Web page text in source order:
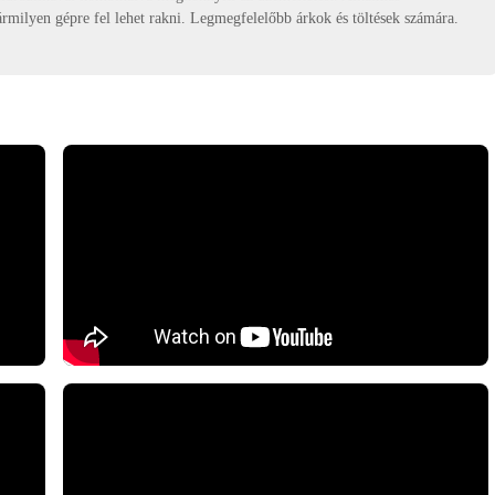
gépre fel lehet rakni. Legmegfelelőbb árkok és töltések számára.